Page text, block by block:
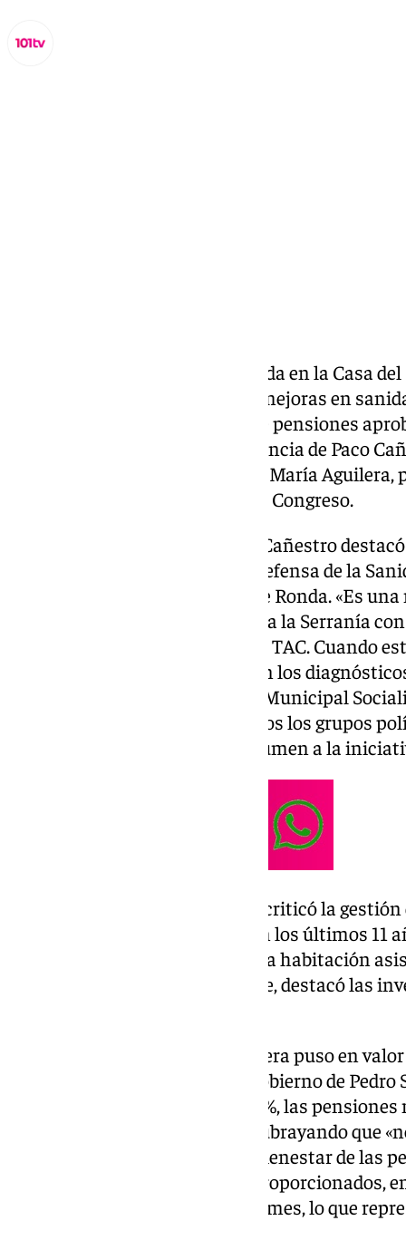
En una rueda de prensa celebrada en la Casa
socialista de Ronda ha exigido mejoras en
positivo de la reciente subida de pensiones
El encuentro contó con la presencia de Paco
Ayuntamiento de Ronda, Isabel María
Maribel Ramírez, diputada en el Congreso.
Durante su intervención, Paco Cañestro
por parte de la Plataforma en Defensa de la
segundo TAC para el hospital de Ronda. «Es
hospital de Ronda atiende a toda la Serranía
habitantes y solo dispone de un TAC. Cuando
estropea, se generan retrasos en los
Cañestro aseguró que el Grupo Municipal
próximo pleno y espera que todos los grupos
María de la Paz Fernández, se sumen a la
El portavoz socialista también criticó la
autonómico, asegurando que en los últimos 11
kilómetro de autovía, ni una sola habitación
protección oficial». En contraste, destacó las
Por su parte, Isabel María Aguilera puso en
aprobada recientemente. «El Gobierno de
pensiones contributivas un 2,8%, las
contributivas un 9%», señaló, subrayando que
de un compromiso real con el bienestar de las
vulnerables». Según los datos proporcionados,
con una media de 1.137 euros al mes, lo que